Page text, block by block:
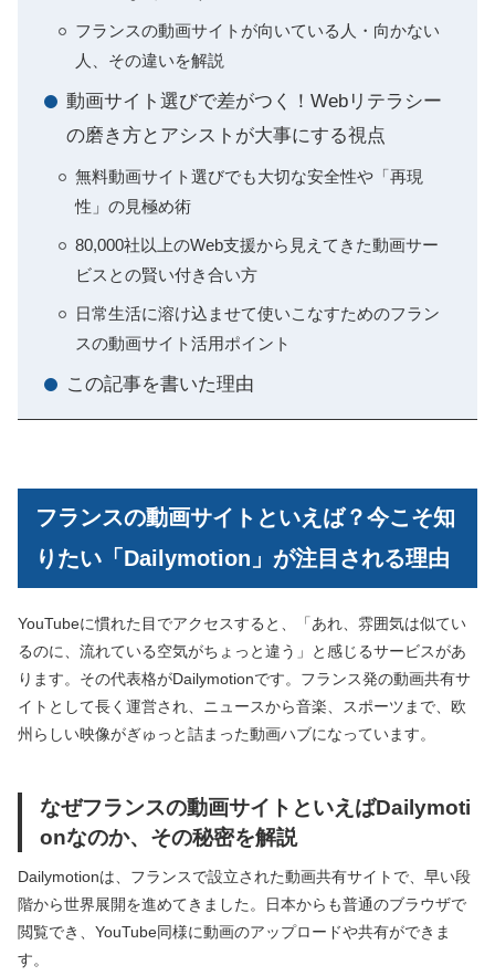
フランスの動画サイトが向いている人・向かない
人、その違いを解説
動画サイト選びで差がつく！Webリテラシー
の磨き方とアシストが大事にする視点
無料動画サイト選びでも大切な安全性や「再現
性」の見極め術
80,000社以上のWeb支援から見えてきた動画サー
ビスとの賢い付き合い方
日常生活に溶け込ませて使いこなすためのフラン
スの動画サイト活用ポイント
この記事を書いた理由
フランスの動画サイトといえば？今こそ知
りたい「Dailymotion」が注目される理由
YouTubeに慣れた目でアクセスすると、「あれ、雰囲気は似てい
るのに、流れている空気がちょっと違う」と感じるサービスがあ
ります。その代表格がDailymotionです。フランス発の動画共有サ
イトとして長く運営され、ニュースから音楽、スポーツまで、欧
州らしい映像がぎゅっと詰まった動画ハブになっています。
なぜフランスの動画サイトといえばDailymoti
onなのか、その秘密を解説
Dailymotionは、フランスで設立された動画共有サイトで、早い段
階から世界展開を進めてきました。日本からも普通のブラウザで
閲覧でき、YouTube同様に動画のアップロードや共有ができま
す。